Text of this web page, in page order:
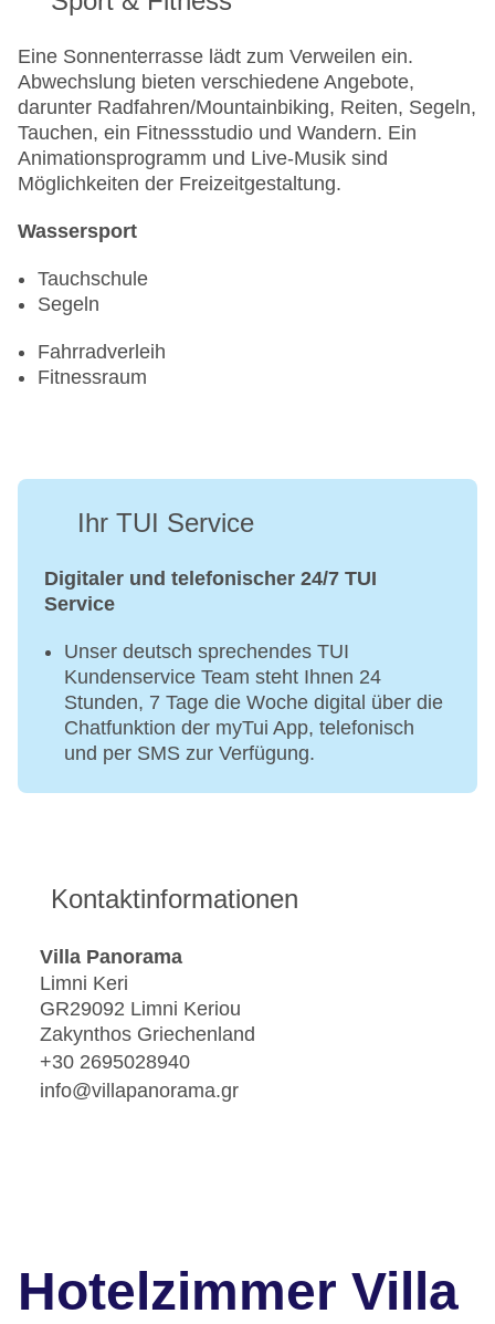
Eine Sonnenterrasse lädt zum Verweilen ein.
Abwechslung bieten verschiedene Angebote,
darunter Radfahren/Mountainbiking, Reiten, Segeln,
Tauchen, ein Fitnessstudio und Wandern. Ein
Animationsprogramm und Live-Musik sind
Möglichkeiten der Freizeitgestaltung.
Wassersport
Tauchschule
Segeln
Fahrradverleih
Fitnessraum
Ihr TUI Service
Digitaler und telefonischer 24/7 TUI
Service
Unser deutsch sprechendes TUI
Kundenservice Team steht Ihnen 24
Stunden, 7 Tage die Woche digital über die
Chatfunktion der myTui App, telefonisch
und per SMS zur Verfügung.
Kontaktinformationen
Villa Panorama
Limni Keri
GR29092 Limni Keriou
Zakynthos Griechenland
+30 2695028940
info@villapanorama.gr
Hotelzimmer Villa